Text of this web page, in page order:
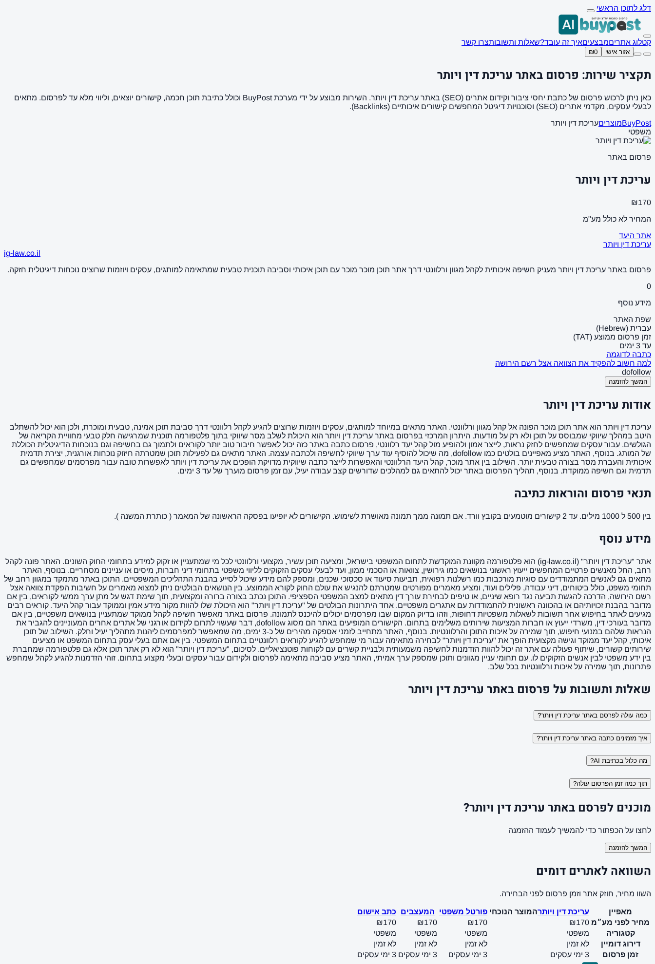
דלג לתוכן הראשי
קטלוג אתריםמבצעיםאיך זה עובד?שאלות ותשובותצרו קשר
אזור אישי ₪0
תקציר שירות: פרסום באתר עריכת דין ויותר
כאן ניתן לרכוש פרסום של כתבת יחסי ציבור וקידום אתרים (SEO) באתר עריכת דין ויותר. השירות מבוצע על ידי מערכת BuyPost וכולל כתיבת תוכן חכמה, קישורים יוצאים, וליווי מלא עד לפרסום. מתאים
לבעלי עסקים, מקדמי אתרים (SEO) וסוכנויות דיגיטל המחפשים קישורים איכותיים (Backlinks).
BuyPostמוצריםעריכת דין ויותר
משפטי
פרסום באתר
עריכת דין ויותר
₪170
המחיר לא כולל מע"מ
אתר היעד
עריכת דין ויותר
ig-law.co.il
פרסום באתר עריכת דין ויותר מעניק חשיפה איכותית לקהל מגוון ורלוונטי דרך אתר תוכן מוכר מוכר עם תוכן איכותי וסביבה תוכנית טבעית שמתאימה למותגים, עסקים ויוזמות שרוצים נוכחות דיגיטלית חזקה.
0
מידע נוסף
שפת האתר
עברית (Hebrew)
זמן פרסום ממוצע (TAT)
עד 3 ימים
כתבה לדוגמה
למה חשוב להפקיד את הצוואה אצל רשם הירושה
dofollow
המשך להזמנה
אודות עריכת דין ויותר
עריכת דין ויותר הוא אתר תוכן מוכר הפונה אל קהל מגוון ורלוונטי. האתר מתאים במיוחד למותגים, עסקים ויוזמות שרוצים להגיע לקהל רלוונטי דרך סביבת תוכן אמינה, טבעית ומוכרת, ולכן הוא יכול להשתלב
היטב במהלך שיווקי שמבוסס על תוכן ולא רק על מודעות. היתרון המרכזי בפרסום באתר עריכת דין ויותר הוא היכולת לשלב מסר שיווקי בתוך פלטפורמה תוכנית שמרגישה חלק טבעי מחוויית הקריאה של
הגולשים. עבור עסקים שמחפשים לחזק נראות, לייצר אמון ולהופיע מול קהל יעד רלוונטי, פרסום כתבה באתר כזה יכול לאפשר חיבור טוב יותר לקוראים ולתמוך גם בחשיפה וגם בנוכחות הדיגיטלית הכוללת
של המותג. בנוסף, האתר מציע מאפיינים בולטים כמו dofollow, מה שיכול להוסיף עוד ערך שיווקי לחשיפה ולכתבה עצמה. האתר מתאים גם לפעילות תוכן שמטרתה חיזוק נוכחות אורגנית, יצירת תדמית
איכותית והעברת מסר בצורה טבעית יותר. השילוב בין אתר מוכר, קהל היעד הרלוונטי והאפשרות לייצר כתבה שיווקית מדויקת הופכים את עריכת דין ויותר לאפשרות טובה עבור מפרסמים שמחפשים גם
תדמית וגם חשיפה ממוקדת. בנוסף, תהליך הפרסום באתר יכול להתאים גם למהלכים שדורשים קצב עבודה יעיל, עם זמן פרסום מוערך של עד 3 ימים.
תנאי פרסום והוראות כתיבה
בין 500 ל 1000 מילים. עד 2 קישורים מוטמעים בקובץ וורד. אם תמונה ממך תמונה מאושרת לשימוש. הקישורים לא יופיעו בפסקה הראשונה של המאמר ( כותרת המשנה ).
מידע נוסף
אתר "עריכת דין ויותר" (ig-law.co.il) הוא פלטפורמה מקוונת המוקדשת לתחום המשפטי בישראל, ומציעה תוכן עשיר, מקצועי ורלוונטי לכל מי שמתעניין או זקוק למידע בתחומי החוק השונים. האתר פונה לקהל
רחב, החל מאנשים פרטיים המחפשים ייעוץ ראשוני בנושאים כמו גירושין, צוואות או הסכמי ממון, ועד לבעלי עסקים הזקוקים לליווי משפטי בתחומי דיני חברות, מיסים או עניינים מסחריים. בנוסף, האתר
מתאים גם לאנשים המתמודדים עם סוגיות מורכבות כמו רשלנות רפואית, תביעות סיעוד או סכסוכי שכנים, ומספק להם מידע שיכול לסייע בהבנת התהליכים המשפטיים. התוכן באתר מתמקד במגוון רחב של
תחומי משפט, כולל ביטוחים, דיני עבודה, פלילים ועוד, ומציע מאמרים מפורטים שמטרתם להנגיש את עולם החוק לקורא הממוצע. בין הנושאים הבולטים ניתן למצוא מאמרים על חשיבות הפקדת צוואה אצל
רשם הירושה, הדרכה להגשת תביעה נגד רופא שיניים, או טיפים לבחירת עורך דין מתאים למצב המשפטי הספציפי. התוכן נכתב בצורה ברורה ומקצועית, תוך שימת דגש על מתן ערך ממשי לקוראים, בין אם
מדובר בהבנת זכויותיהם או בהכוונה ראשונית להתמודדות עם אתגרים משפטיים. אחד היתרונות הבולטים של "עריכת דין ויותר" הוא היכולת שלו להוות מקור מידע אמין וממוקד עבור קהל היעד. קוראים רבים
מגיעים לאתר בחיפוש אחר תשובות לשאלות משפטיות דחופות, וזהו בדיוק המקום שבו מפרסמים יכולים להיכנס לתמונה. פרסום באתר מאפשר חשיפה לקהל ממוקד שמתעניין בנושאים משפטיים, בין אם
מדובר בעורכי דין, משרדי ייעוץ או חברות המציעות שירותים משלימים בתחום. הקישורים המופיעים באתר הם מסוג dofollow, דבר שעשוי לתרום לקידום אורגני של אתרים אחרים המעוניינים להגביר את
הנראות שלהם במנועי חיפוש, תוך שמירה על איכות התוכן והרלוונטיות. בנוסף, האתר מתחייב לזמני אספקה מהירים של כ-3 ימים, מה שמאפשר למפרסמים ליהנות מתהליך יעיל וחלק. השילוב של תוכן
איכותי, קהל יעד ממוקד וגישה מקצועית הופך את "עריכת דין ויותר" לבחירה מתאימה עבור מי שמחפש להגיע לקוראים רלוונטיים בתחום המשפטי. בין אם אתם בעלי עסק בתחום המשפט או מציעים
שירותים קשורים, שיתוף פעולה עם אתר זה יכול להוות הזדמנות לחשיפה משמעותית ולבניית קשרים עם לקוחות פוטנציאליים. לסיכום, "עריכת דין ויותר" הוא לא רק אתר תוכן אלא גם פלטפורמה שמחברת
בין ידע משפטי לבין אנשים הזקוקים לו. עם תחומי עניין מגוונים ותוכן שמספק ערך אמיתי, האתר מציע סביבה מתאימה לפרסום ולקידום עבור עסקים ובעלי מקצוע בתחום. זוהי הזדמנות להגיע לקהל שמחפש
פתרונות, תוך שמירה על איכות ורלוונטיות בכל שלב.
שאלות ותשובות על פרסום באתר עריכת דין ויותר
כמה עולה לפרסם באתר עריכת דין ויותר?
איך מזמינים כתבה באתר עריכת דין ויותר?
מה כלול בכתיבת AI?
תוך כמה זמן הפרסום עולה?
מוכנים לפרסם באתר עריכת דין ויותר?
לחצו על הכפתור כדי להמשיך לעמוד ההזמנה
המשך להזמנה
השוואה לאתרים דומים
השוו מחיר, חוזק אתר וזמן פרסום לפני הבחירה.
מאפיין עריכת דין ויותרהמוצר הנוכחי פורטל משפטי המעצבים
כתב אישום
מחיר לפני מע״מ ₪170
₪170
₪170
₪170
קטגוריה
משפטי משפטי משפטי
משפטי
דירוג דומיין
לא זמין לא זמין לא זמין
לא זמין
זמן פרסום
3 ימי עסקים 3 ימי עסקים 3 ימי עסקים 3 ימי עסקים